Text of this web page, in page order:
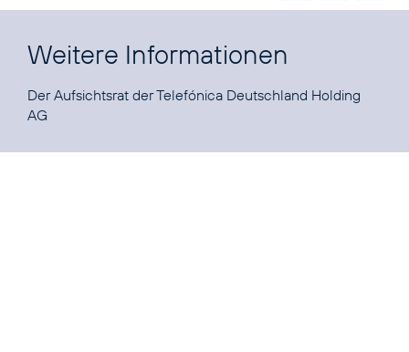
Weitere Informationen
Der Aufsichtsrat der Telefónica Deutschland Holding
AG